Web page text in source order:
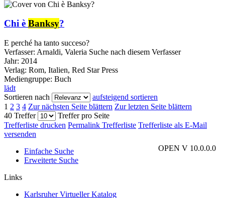
Chi è Banksy?
E perché ha tanto succeso?
Verfasser: Arnaldi, Valeria Suche nach diesem Verfasser
Jahr: 2014
Verlag: Rom, Italien, Red Star Press
Mediengruppe: Buch
lädt
Sortieren nach
aufsteigend sortieren
1 2 3 4 Zur nächsten Seite blättern Zur letzten Seite blättern
40 Treffer
Treffer pro Seite
Trefferliste drucken Permalink Trefferliste Trefferliste als E-Mail
versenden
OPEN V 10.0.0.0
Einfache Suche
Erweiterte Suche
Links
Karlsruher Virtueller Katalog